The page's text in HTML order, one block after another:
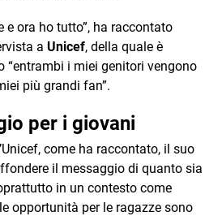
e ora ho tutto”, ha raccontato
a Unicef, della quale è
“entrambi i miei genitori vengono
più grandi fan”.
per i giovani
come ha raccontato, il suo
il messaggio di quanto sia
in un contesto come
opportunità per le ragazze sono